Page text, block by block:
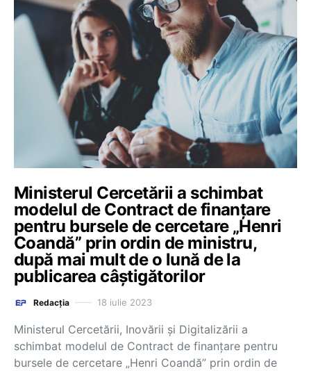
Ministerul Cercetării a schimbat
modelul de Contract de finanțare
pentru bursele de cercetare „Henri
Coandă” prin ordin de ministru,
după mai mult de o lună de la
publicarea câștigătorilor
Redacția 18 iulie 2023
Ministerul Cercetării, Inovării și Digitalizării a
schimbat modelul de Contract de finanțare pentru
bursele de cercetare „Henri Coandă” prin ordin de